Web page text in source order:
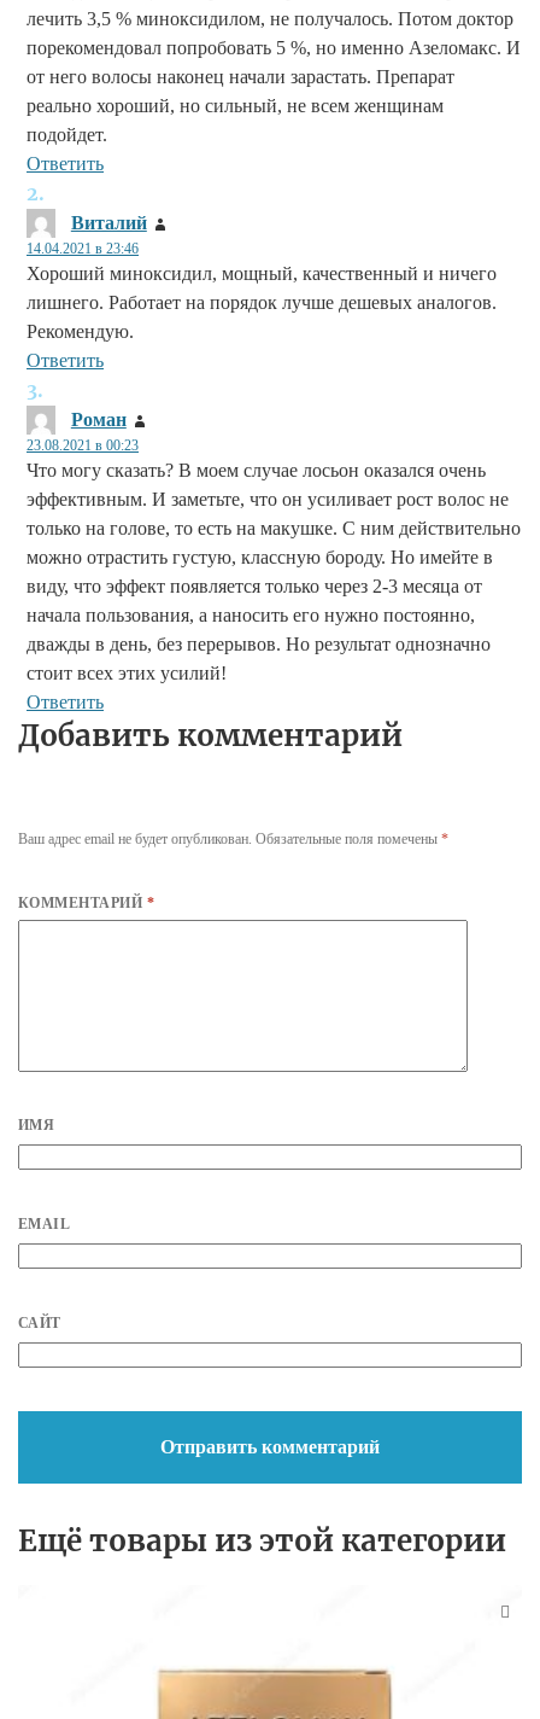
лечить 3,5 % миноксидилом, не получалось. Потом доктор
порекомендовал попробовать 5 %, но именно Азеломакс. И
от него волосы наконец начали зарастать. Препарат
реально хороший, но сильный, не всем женщинам
подойдет.
Ответить
Виталий
14.04.2021 в 23:46
Хороший миноксидил, мощный, качественный и ничего
лишнего. Работает на порядок лучше дешевых аналогов.
Рекомендую.
Ответить
Роман
23.08.2021 в 00:23
Что могу сказать? В моем случае лосьон оказался очень
эффективным. И заметьте, что он усиливает рост волос не
только на голове, то есть на макушке. С ним действительно
можно отрастить густую, классную бороду. Но имейте в
виду, что эффект появляется только через 2-3 месяца от
начала пользования, а наносить его нужно постоянно,
дважды в день, без перерывов. Но результат однозначно
стоит всех этих усилий!
Ответить
Добавить комментарий
Ваш адрес email не будет опубликован. Обязательные поля помечены *
КОММЕНТАРИЙ *
ИМЯ
EMAIL
САЙТ
Ещё товары из этой категории